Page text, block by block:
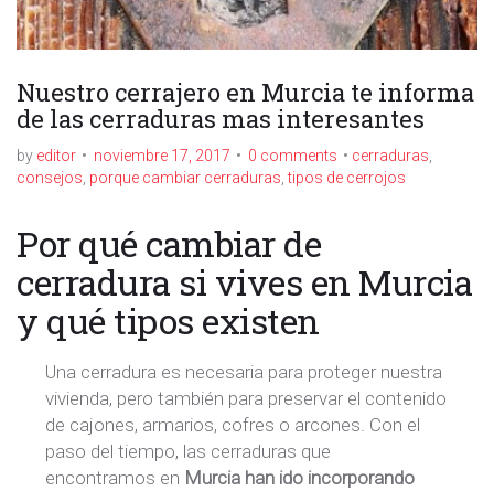
Nuestro cerrajero en Murcia te informa
de las cerraduras mas interesantes
by editor noviembre 17, 2017 0 comments cerraduras,
consejos, porque cambiar cerraduras,tipos de cerrojos
Por qué cambiar de
cerradura si vives en Murcia
y qué tipos existen
Una cerradura es necesaria para proteger nuestra
vivienda, pero también para preservar el contenido
de cajones, armarios, cofres o arcones. Con el
paso del tiempo, las cerraduras que
encontramos en Murcia han ido incorporando